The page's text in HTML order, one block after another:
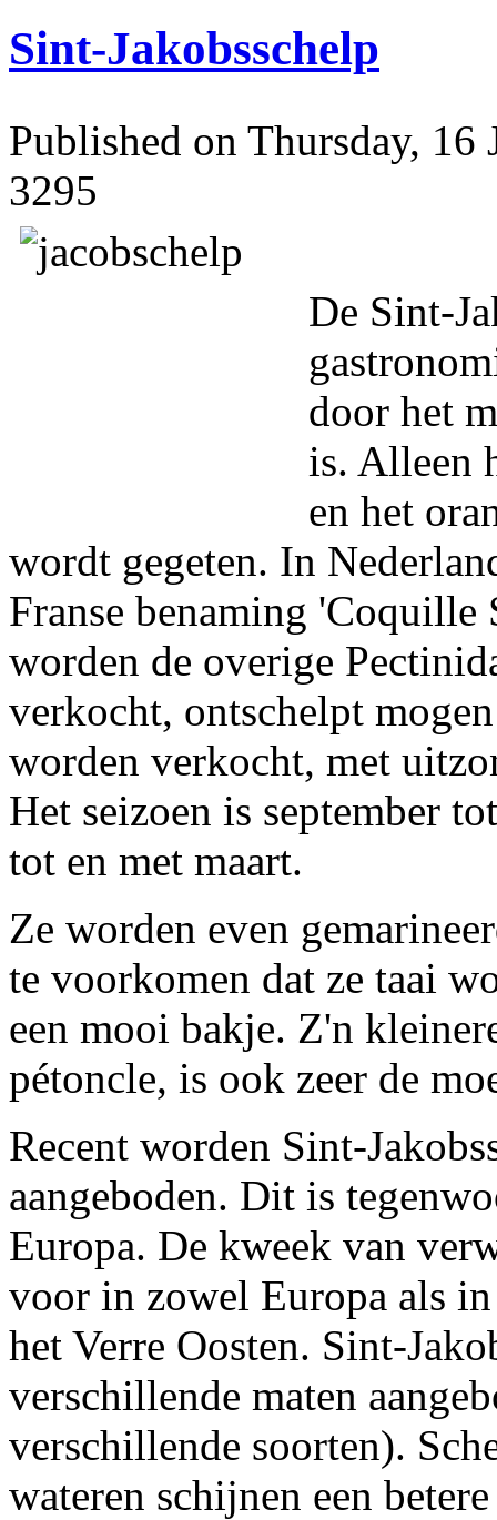
Sint-Jakobsschelp
Published on Thursday,
3295
De Sint-
door het
is. Alleen
en het
wordt gegeten. In
Franse benaming
worden de overige
verkocht, ontschelpt
worden verkocht, met
Het seizoen is september
tot en met maart.
Ze worden even
te voorkomen dat ze taai
een mooi bakje. Z'n
pétoncle, is ook zeer de
Recent worden Sint-
aangeboden. Dit is
Europa. De kweek van
voor in zowel Europa als
het Verre Oosten. Sint-
verschillende maten
verschillende soorten).
wateren schijnen een